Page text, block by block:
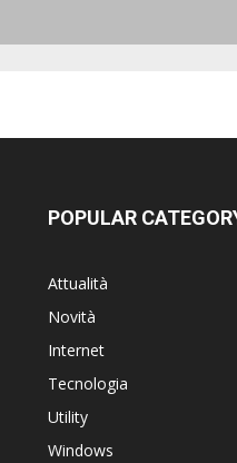
POPULAR
Attualità
Novità
Internet
Tecnologia
Utility
Windows